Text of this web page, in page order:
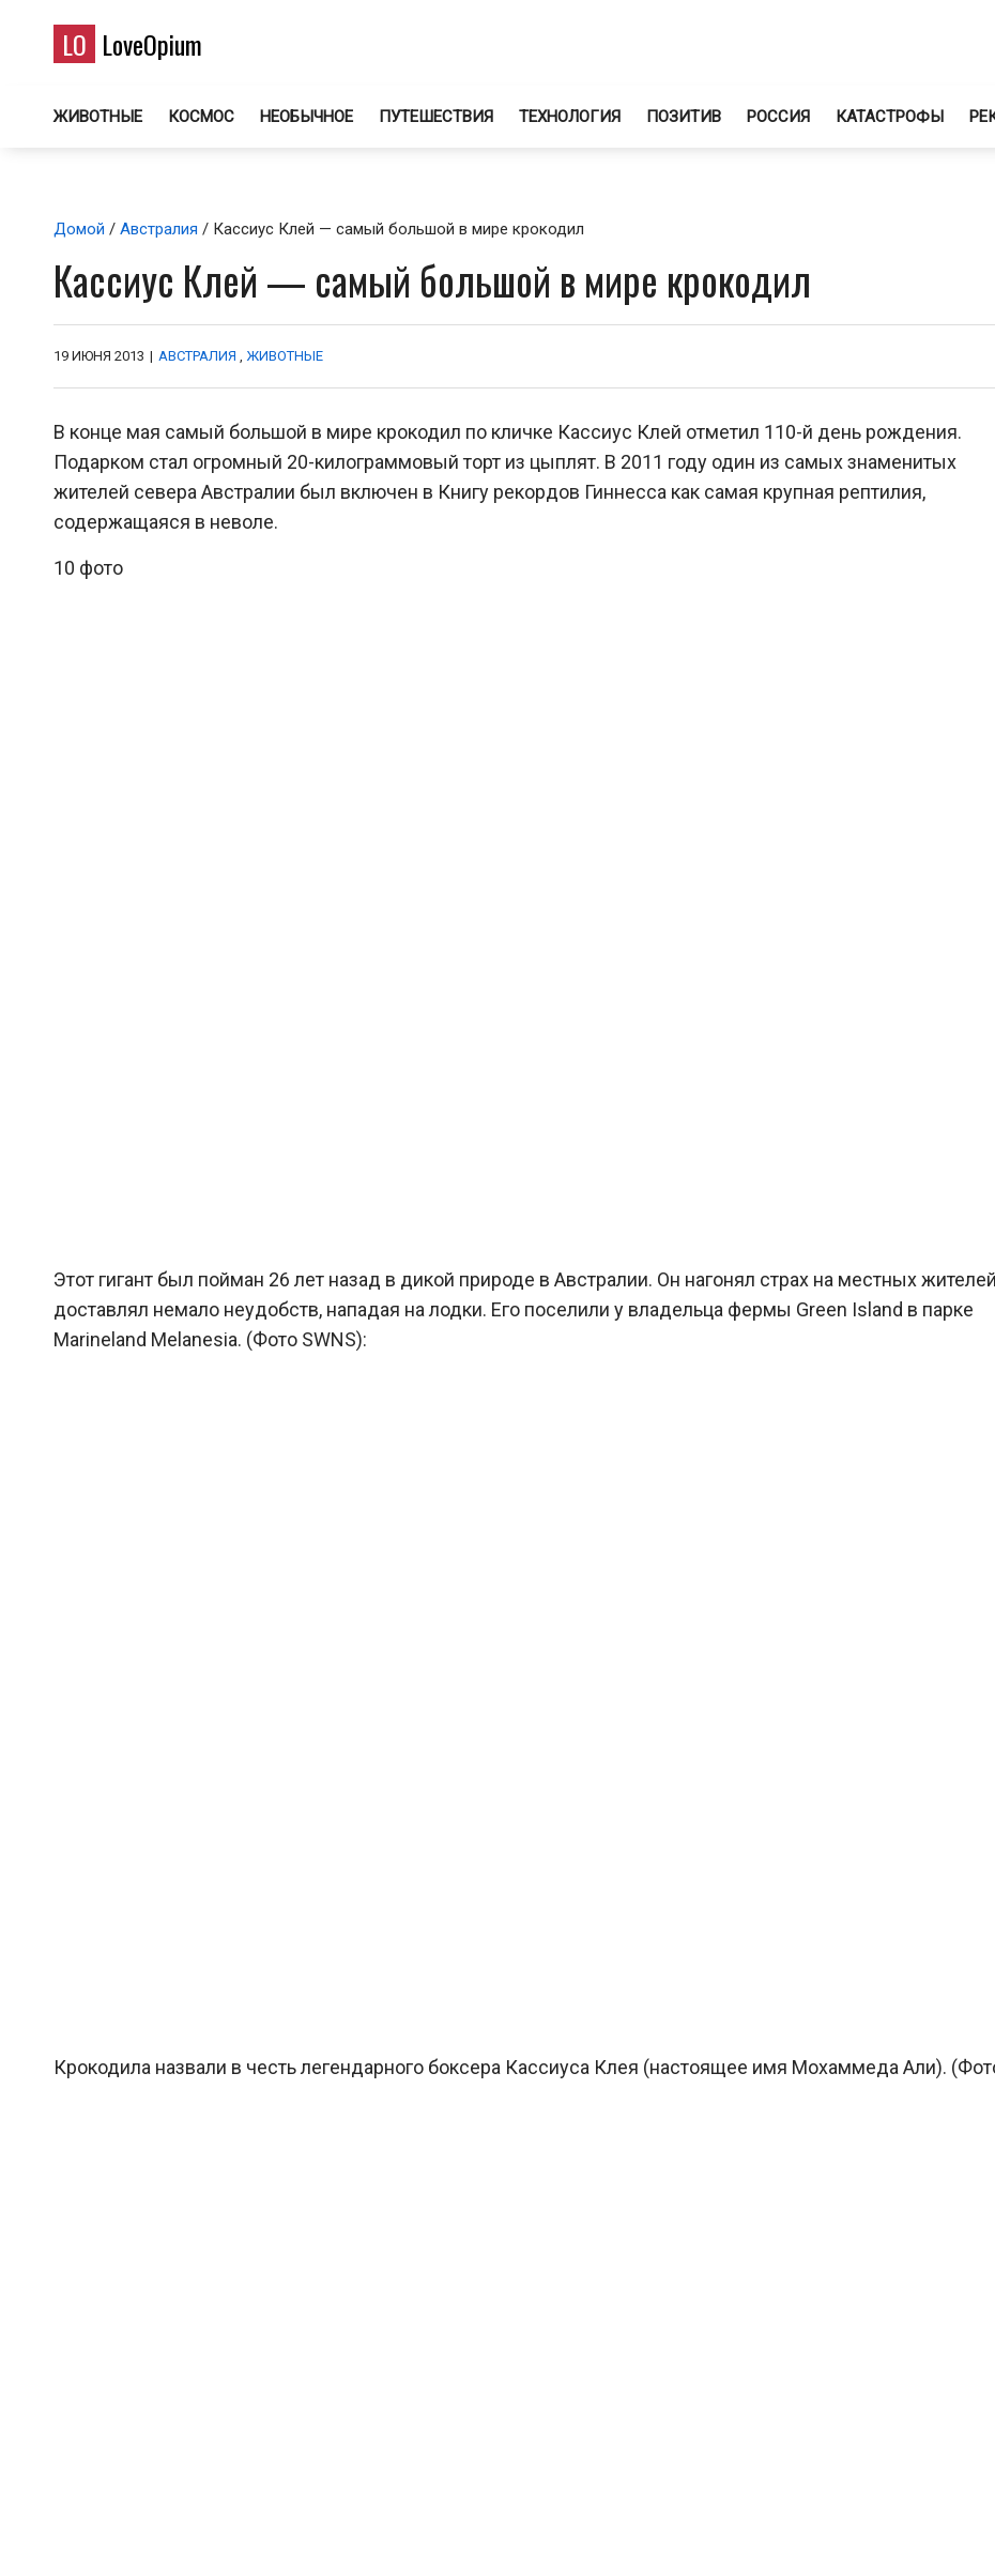
LO LoveOpium
ЖИВОТНЫЕ КОСМОС НЕОБЫЧНОЕ ПУТЕШЕСТВИЯ ТЕХНОЛОГИЯ ПОЗИТИВ РОССИЯ КАТАСТРОФЫ
Домой / Австралия / Кассиус Клей — самый большой в мире крокодил
Кассиус Клей — самый большой в мире крокодил
19 ИЮНЯ 2013 | АВСТРАЛИЯ , ЖИВОТНЫЕ
В конце мая самый большой в мире крокодил по кличке Кассиус Клей отметил 110-й день рождения.
Подарком стал огромный 20-килограммовый торт из цыплят. В 2011 году один из самых знаменитых
жителей севера Австралии был включен в Книгу рекордов Гиннесса как самая крупная рептилия,
содержащаяся в неволе.
10 фото
Этот гигант был пойман 26 лет назад в дикой природе в Австралии. Он нагонял страх на местных
доставлял немало неудобств, нападая на лодки. Его поселили у владельца фермы Green Island в парке
Marineland Melanesia. (Фото SWNS):
Крокодила назвали в честь легендарного боксера Кассиуса Клея (настоящее имя Мохаммеда Али).